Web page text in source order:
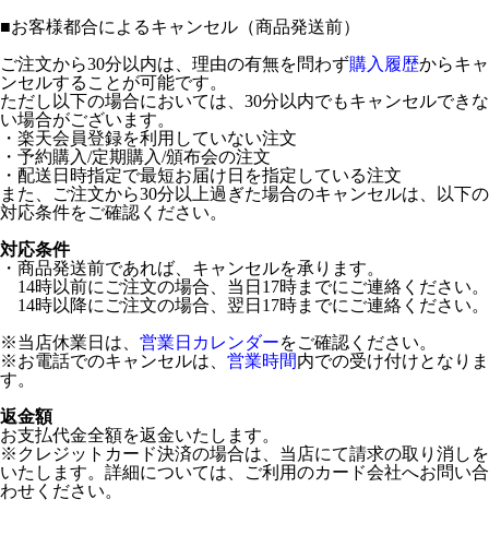
■お客様都合によるキャンセル（商品発送前）
ご注文から30分以内は、理由の有無を問わず購入履歴からキャ
ンセルすることが可能です。
ただし以下の場合においては、30分以内でもキャンセルできな
い場合がございます。
・楽天会員登録を利用していない注文
・予約購入/定期購入/頒布会の注文
・配送日時指定で最短お届け日を指定している注文
また、ご注文から30分以上過ぎた場合のキャンセルは、以下の
対応条件をご確認ください。
対応条件
・商品発送前であれば、キャンセルを承ります。
14時以前にご注文の場合、当日17時までにご連絡ください。
14時以降にご注文の場合、翌日17時までにご連絡ください。
※当店休業日は、 営業日カレンダーをご確認ください。
※お電話でのキャンセルは、 営業時間内での受け付けとなりま
す。
返金額
お支払代金全額を返金いたします。
※クレジットカード決済の場合は、当店にて請求の取り消しを
いたします。詳細については、ご利用のカード会社へお問い合
わせください。